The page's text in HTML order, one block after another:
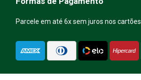
Parcele em até 6x sem juros nos